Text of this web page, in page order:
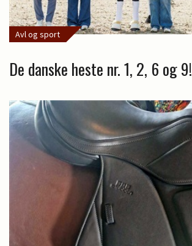
Avl og sport
De danske heste nr. 1, 2, 6 og 9!